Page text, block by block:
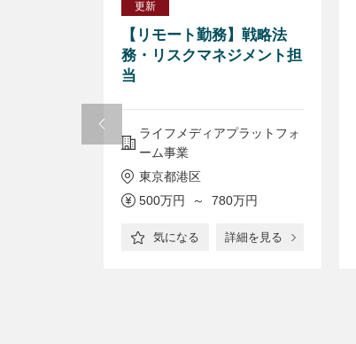
更新
【リモート勤務】戦略法
務・リスクマネジメント担
当
ライフメディアプラットフォ
ーム事業
東京都港区
500万円 ～ 780万円
気になる 詳細を見る